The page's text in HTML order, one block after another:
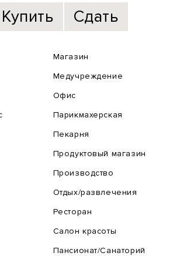
Купить Сдать
Магазин
Медучреждение
Офис
Парикмахерская
Пекарня
Продуктовый магазин
Производство
Отдых/развлечения
Ресторан
Салон красоты
Пансионат/Санаторий